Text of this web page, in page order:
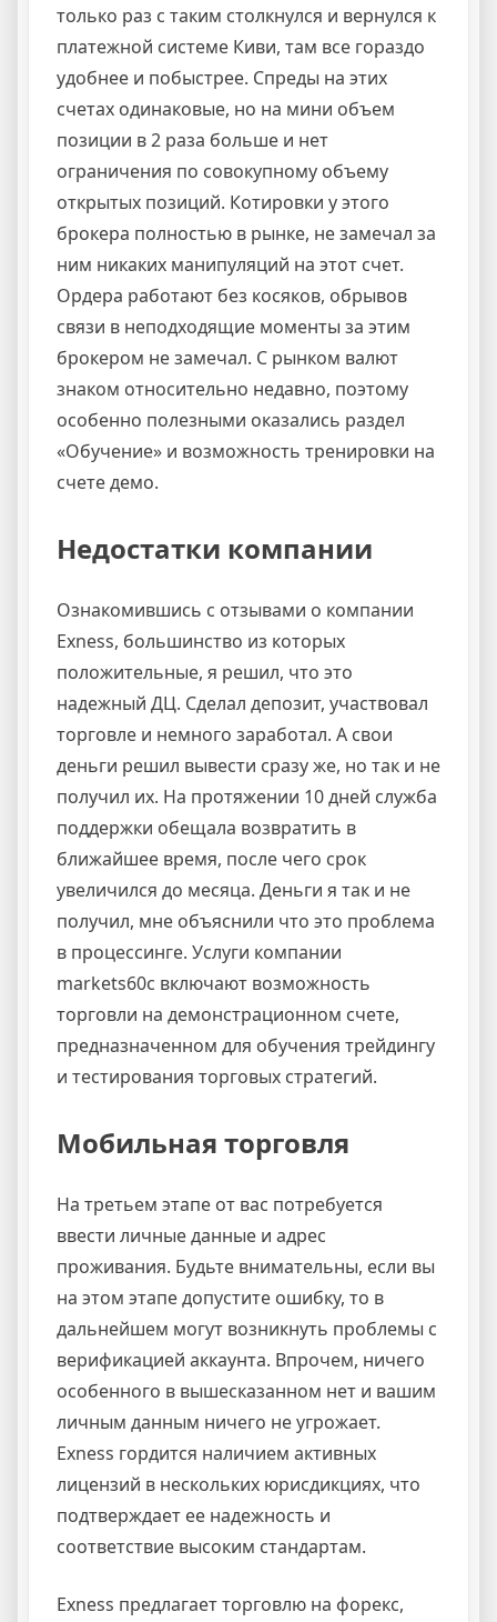
только раз с таким столкнулся и вернулся к
платежной системе Киви, там все гораздо
удобнее и побыстрее. Спреды на этих
счетах одинаковые, но на мини объем
позиции в 2 раза больше и нет
ограничения по совокупному объему
открытых позиций. Котировки у этого
брокера полностью в рынке, не замечал за
ним никаких манипуляций на этот счет.
Ордера работают без косяков, обрывов
связи в неподходящие моменты за этим
брокером не замечал. С рынком валют
знаком относительно недавно, поэтому
особенно полезными оказались раздел
«Обучение» и возможность тренировки на
счете демо.
Недостатки компании
Ознакомившись с отзывами о компании
Exness, большинство из которых
положительные, я решил, что это
надежный ДЦ. Сделал депозит, участвовал
торговле и немного заработал. А свои
деньги решил вывести сразу же, но так и не
получил их. На протяжении 10 дней служба
поддержки обещала возвратить в
ближайшее время, после чего срок
увеличился до месяца. Деньги я так и не
получил, мне объяснили что это проблема
в процессинге. Услуги компании
markets60с включают возможность
торговли на демонстрационном счете,
предназначенном для обучения трейдингу
и тестирования торговых стратегий.
Мобильная торговля
На третьем этапе от вас потребуется
ввести личные данные и адрес
проживания. Будьте внимательны, если вы
на этом этапе допустите ошибку, то в
дальнейшем могут возникнуть проблемы с
верификацией аккаунта. Впрочем, ничего
особенного в вышесказанном нет и вашим
личным данным ничего не угрожает.
Exness гордится наличием активных
лицензий в нескольких юрисдикциях, что
подтверждает ее надежность и
соответствие высоким стандартам.
Exness предлагает торговлю на форекс,